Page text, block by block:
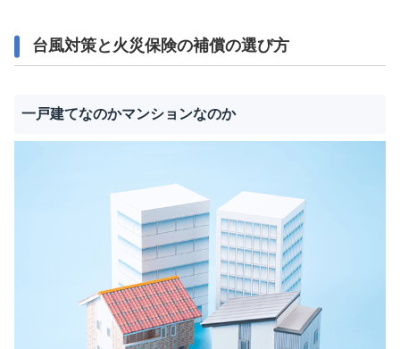
台風対策と火災保険の補償の選び方
一戸建てなのかマンションなのか